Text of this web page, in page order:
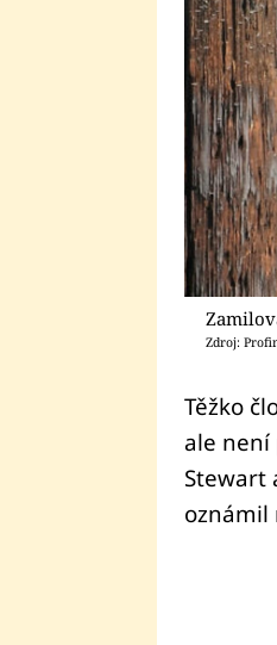
Zdroj:
Těžko
ale není
Stewart
oznámil